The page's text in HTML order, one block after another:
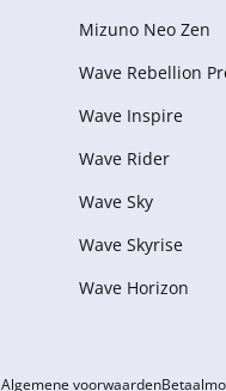
Mizuno Neo Zen
Wave Rebellion
Wave Inspire
Wave Rider
Wave Sky
Wave Skyrise
Wave Horizon
Algemene voorwaarden